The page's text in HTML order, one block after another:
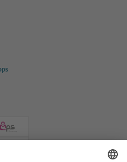
(Visa)
EPS